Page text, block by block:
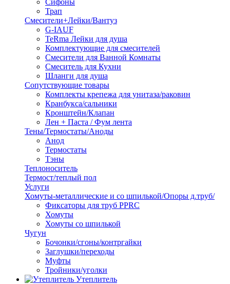
Сифоны
Трап
Смесители+Лейки/Вантуз
G-IAUF
TeRma Лейки для душа
Комплектующие для смесителей
Смесители для Ванной Комнаты
Смеситель для Кухни
Шланги для душа
Сопутствующие товары
Комплекты крепежа для унитаза/раковин
Кранбукса/сальники
Кронштейн/Клапан
Лен + Паста / Фум лента
Тены/Термостаты/Аноды
Анод
Термостаты
Тэны
Теплоноситель
Термост/теплый пол
Услуги
Хомуты-металлические и со шпилькой/Опоры д.труб/
Фиксаторы для труб PPRC
Хомуты
Хомуты со шпилькой
Чугун
Бочонки/сгоны/контргайки
Заглушки/переходы
Муфты
Тройники/уголки
Утеплитель